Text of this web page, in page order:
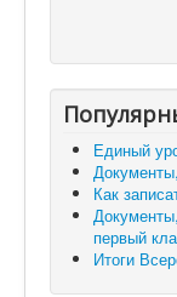
Единый
Как
первый
Итоги